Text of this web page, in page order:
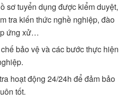
sơ tuyển dụng được kiểm duyệt,
tra kiến thức nghề nghiệp, đào
ứng xử…
bảo vệ và các bước thực hiện
hoạt động 24/24h để đảm bảo
tốt.